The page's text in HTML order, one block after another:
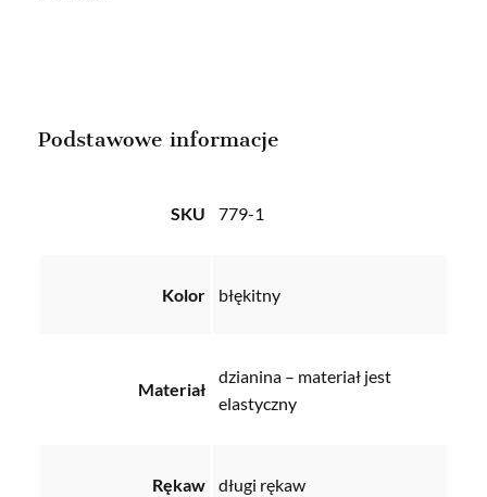
Podstawowe informacje
SKU 779-1
Kolor błękitny
Materiał
dzianina – materiał jest
elastyczny
Rękaw długi rękaw